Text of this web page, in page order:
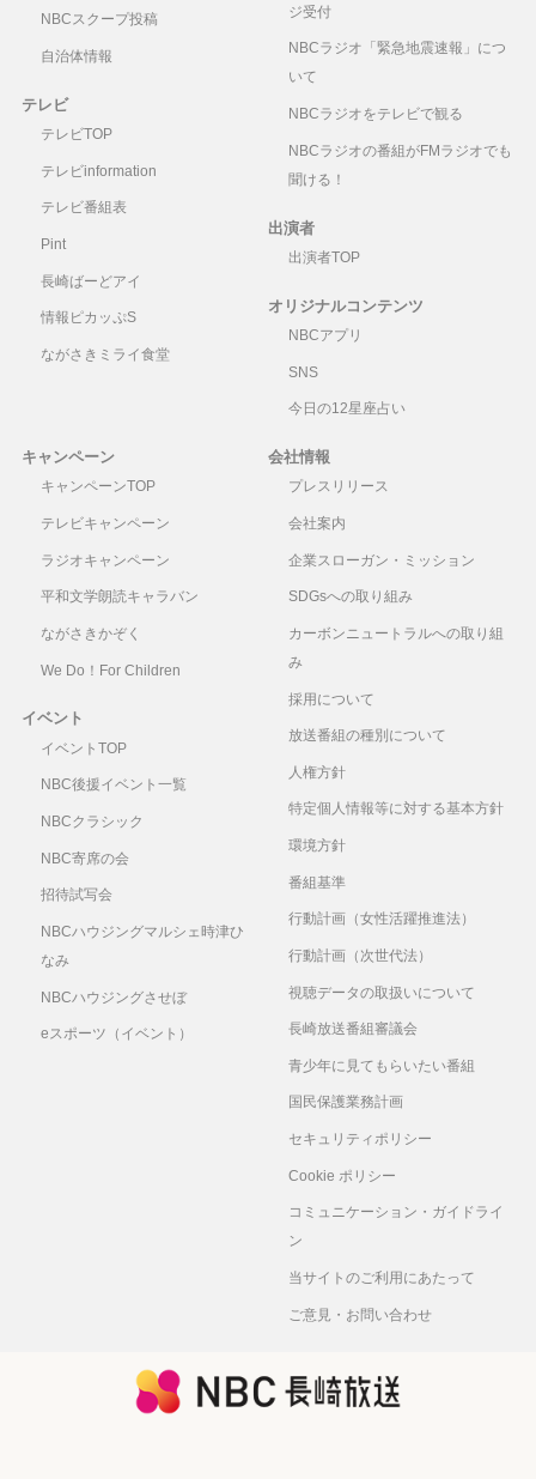
NBCスクープ投稿
自治体情報
テレビ
テレビTOP
テレビinformation
テレビ番組表
Pint
長崎ばーどアイ
情報ピカッぷS
ながさきミライ食堂
ジ受付
NBCラジオ「緊急地震速報」につ
いて
NBCラジオをテレビで観る
NBCラジオの番組がFMラジオでも
聞ける！
出演者
出演者TOP
オリジナルコンテンツ
NBCアプリ
SNS
今日の12星座占い
キャンペーン
キャンペーンTOP
テレビキャンペーン
ラジオキャンペーン
平和文学朗読キャラバン
ながさきかぞく
We Do！For Children
イベント
イベントTOP
NBC後援イベント一覧
NBCクラシック
NBC寄席の会
招待試写会
NBCハウジングマルシェ時津ひ
なみ
NBCハウジングさせぼ
eスポーツ（イベント）
会社情報
プレスリリース
会社案内
企業スローガン・ミッション
SDGsへの取り組み
カーボンニュートラルへの取り組
み
採用について
放送番組の種別について
人権方針
特定個人情報等に対する基本方針
環境方針
番組基準
行動計画（女性活躍推進法）
行動計画（次世代法）
視聴データの取扱いについて
長崎放送番組審議会
青少年に見てもらいたい番組
国民保護業務計画
セキュリティポリシー
Cookie ポリシー
コミュニケーション・ガイドライ
ン
当サイトのご利用にあたって
ご意見・お問い合わせ